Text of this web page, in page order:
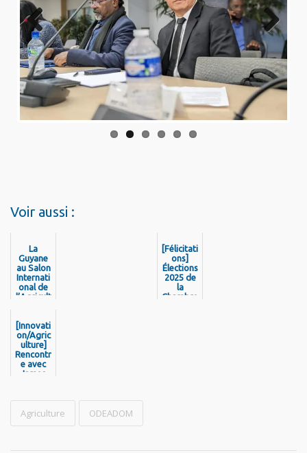
Previo
us
Next
Voir aussi :
La
Guyane
au Salon
Internati
onal de
l’Agricult
[Félicitati
ons]
Élections
2025 de
la
Chambre
[Innovati
on/Agric
ulture]
Rencontr
e avec
James
du
concours
régional
puis
Agriculture ODEADOM